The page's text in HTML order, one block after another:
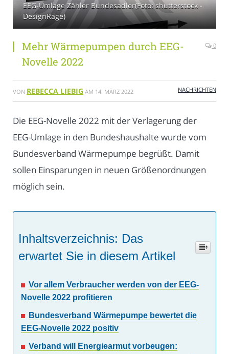
EEG-Umlage Zähler Bundesadler(Foto: shutterstock -
DesignRage)
Mehr Wärmepumpen durch EEG-
Novelle 2022
0
VON REBECCA LIEBIG AM 14. MÄRZ 2022 NACHRICHTEN
Die EEG-Novelle 2022 mit der Verlagerung der
EEG-Umlage in den Bundeshaushalte wurde vom
Bundesverband Wärmepumpe begrüßt. Damit
sollen Einsparungen in neuen Größenordnungen
möglich sein.
Inhaltsverzeichnis: Das
erwartet Sie in diesem Artikel
Vor allem Verbraucher werden von der EEG-
Novelle 2022 profitieren
Bundesverband Wärmepumpe bewertet die
EEG-Novelle 2022 positiv
Verband will Energiearmut vorbeugen: